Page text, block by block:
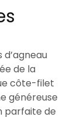
de la
côte-filet
généreuse
parfaite de